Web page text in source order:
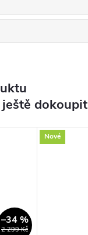
dokoupit
2 299 Kč
–34 %
Nové